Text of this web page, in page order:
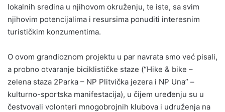
lokalnih sredina u njihovom okruženju, te iste, sa svim
njihovim potencijalima i resursima ponuditi interesnim
turističkim konzumentima.
O ovom grandioznom projektu u par navrata smo već pisali,
a probno otvaranje biciklističke staze (“Hike & bike –
zelena staza 2Parka – NP Plitvička jezera i NP Una” –
kulturno-sportska manifestacija), u čijem uređenju su u
čestvovali volonteri mnogobrojnih klubova i udruženja na